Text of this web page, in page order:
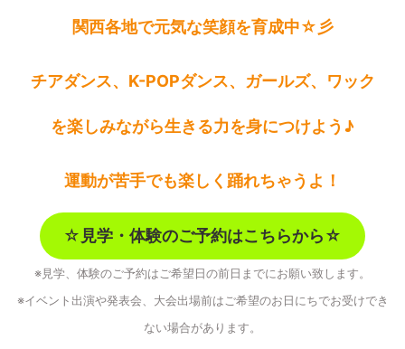
関西各地で元気な笑顔を育成中☆彡
チアダンス、K-POPダンス、ガールズ、ワック
を楽しみながら生きる力を身につけよう♪
運動が苦手でも楽しく踊れちゃうよ！
☆ 見学・体験のご予約はこちらから☆
※見学、体験のご予約はご希望日の前日までにお願い致します。
※イベント出演や発表会、大会出場前はご希望のお日にちでお受けでき
ない場合があります。